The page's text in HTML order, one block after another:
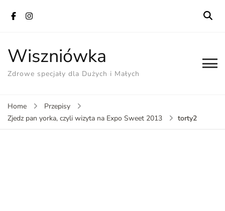
Wiszniówka
Zdrowe specjały dla Dużych i Małych
Home
Przepisy
Zjedz pan yorka, czyli wizyta na Expo Sweet 2013
torty2